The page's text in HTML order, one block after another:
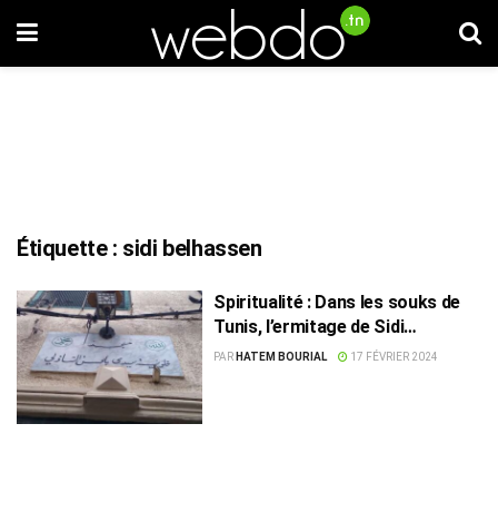
Étiquette : sidi belhassen
Spiritualité : Dans les souks de
Tunis, l’ermitage de Sidi
Belhassen
PAR HATEM BOURIAL 17 FÉVRIER 2024